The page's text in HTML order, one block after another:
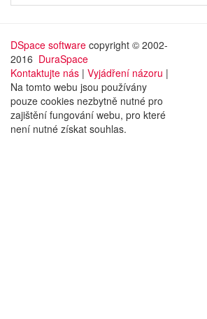
DSpace software copyright © 2002-
2016 DuraSpace
Kontaktujte nás | Vyjádření názoru |
Na tomto webu jsou používány
pouze cookies nezbytně nutné pro
zajištění fungování webu, pro které
není nutné získat souhlas.